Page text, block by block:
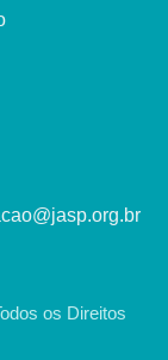
os Direitos